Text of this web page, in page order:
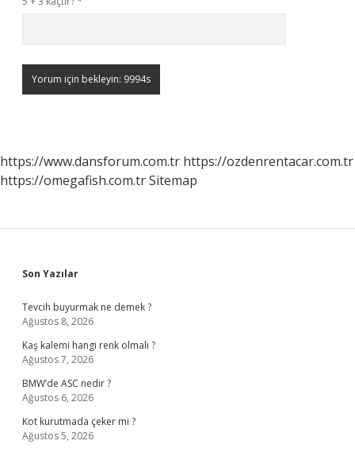
https://www.dansforum.com.tr https://ozdenrentacar.com.tr
https://omegafish.com.trSitemap
Sidebar
Son Yazılar
Tevcih buyurmak ne demek ?
Ağustos 8, 2026
Kaş kalemi hangi renk olmalı ?
Ağustos 7, 2026
BMW’de ASC nedir ?
Ağustos 6, 2026
Kot kurutmada çeker mi ?
Ağustos 5, 2026